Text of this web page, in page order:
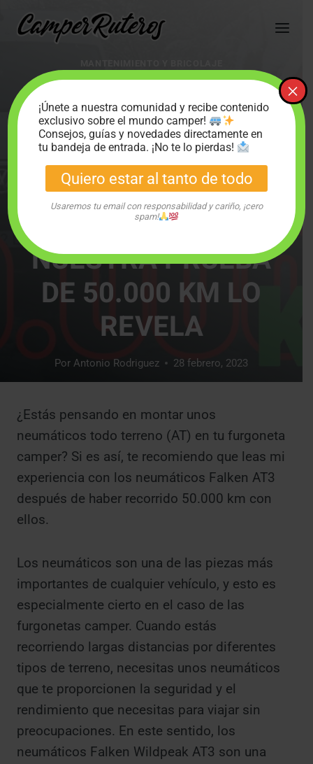
FALKEN WILDPEAK
AT3: ¿LA MEJOR
OPCIÓN PARA
AVENTURAS
TODOTERRENO?
NUESTRA PRUEBA
DE 50.000 KM LO
REVELA
Por Antonio Rodriguez 28 febrero, 2023
¿Estás pensando en montar unos
neumáticos todo terreno (AT) en tu furgoneta
camper? Si es así, te recomiendo que leas mi
experiencia con los neumáticos Falken AT3
después de haber recorrido 50.000 km con
ellos.
Los neumáticos son una de las piezas más
importantes de cualquier vehículo, y esto es
especialmente cierto en el caso de las
furgonetas camper. Cuando estás
recorriendo largas distancias por diferentes
tipos de terreno, necesitas unos neumáticos
que te proporcionen la seguridad y el
rendimiento que necesitas para viajar sin
preocupaciones. En este sentido, los
neumáticos Falken Wildpeak AT3 son una
¡Únete a nuestra comunidad y recibe contenido
exclusivo sobre el mundo camper!
Consejos, guías y novedades directamente en
tu bandeja de entrada. ¡No te lo pierdas!
Quiero estar al tanto de todo
Usaremos tu email con responsabilidad y cariño, ¡cero
spam!
×